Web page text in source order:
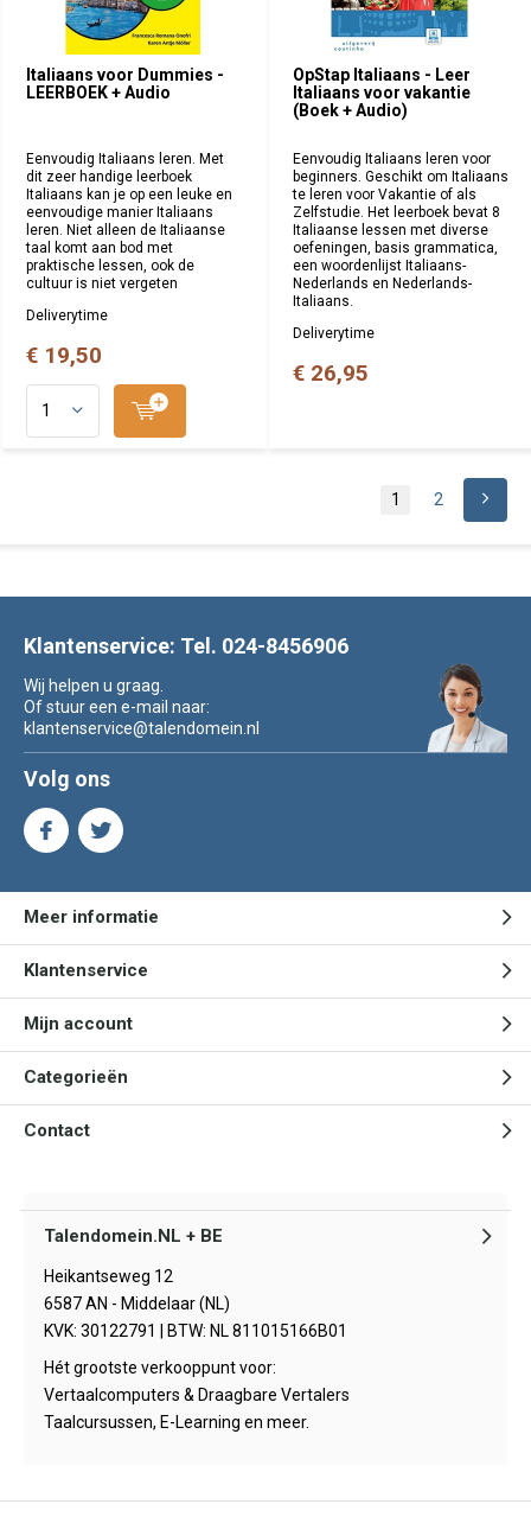
Italiaans voor Dummies -
LEERBOEK + Audio
Eenvoudig Italiaans leren. Met
dit zeer handige leerboek
Italiaans kan je op een leuke en
eenvoudige manier Italiaans
leren. Niet alleen de Italiaanse
taal komt aan bod met
praktische lessen, ook de
cultuur is niet vergeten
Deliverytime
€ 19,50
OpStap Italiaans - Leer
Italiaans voor vakantie
(Boek + Audio)
Eenvoudig Italiaans leren voor
beginners. Geschikt om Italiaans
te leren voor Vakantie of als
Zelfstudie. Het leerboek bevat 8
Italiaanse lessen met diverse
oefeningen, basis grammatica,
een woordenlijst Italiaans-
Nederlands en Nederlands-
Italiaans.
Deliverytime
€ 26,95
1 2
Klantenservice: Tel. 024-8456906
Wij helpen u graag.
Of stuur een e-mail naar:
klantenservice@talendomein.nl
Volg ons
Meer informatie
Klantenservice
Mijn account
Categorieën
Contact
Talendomein.NL + BE
Heikantseweg 12
6587 AN - Middelaar (NL)
KVK: 30122791 | BTW: NL 811015166B01
Hét grootste verkooppunt voor:
Vertaalcomputers & Draagbare Vertalers
Taalcursussen, E-Learning en meer.